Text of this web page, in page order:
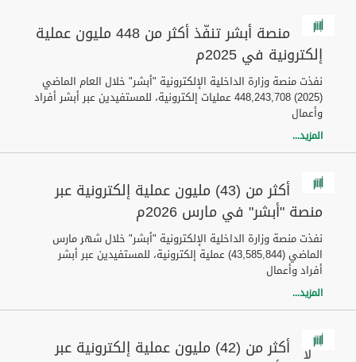
منصة أبشر تنفّذ أكثر من 448 مليون عملية
إلكترونية في 2025م
نفذت منصة وزارة الداخلية الإلكترونية "أبشر" خلال العام الماضي
(2025) 448,243,708 عمليات إلكترونية، للمستفيدين عبر أبشر أفراد
وأعمال
المزيد...
أكثر من (43) مليون عملية إلكترونية عبر
منصة "أبشر" في مارس 2026م
نفذت منصة وزارة الداخلية الإلكترونية "أبشر" خلال شهر مارس
الماضي (43,585,844) عملية إلكترونية، للمستفيدين عبر أبشر
أفراد وأعمال
المزيد...
أكثر من (42) مليون عملية إلكترونية عبر